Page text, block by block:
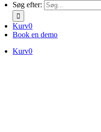
Søg efter:
Kurv0
Book en demo
Kurv0